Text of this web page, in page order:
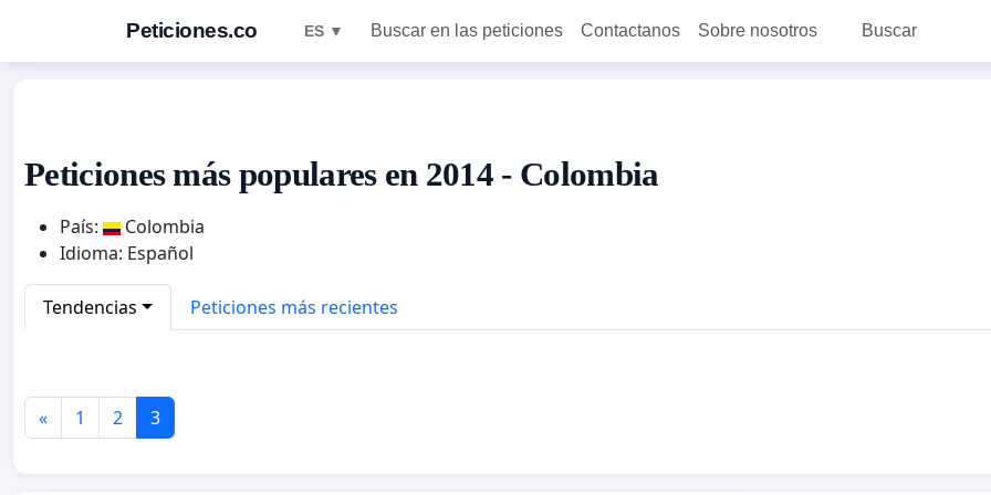
Peticiones.co ES ▼ Buscar en las peticiones Contactanos Sobre nosotros Buscar
Peticiones más populares en 2014 - Colombia
País:
Colombia
Idioma: Español
Tendencias Peticiones más recientes
« 1 2 3